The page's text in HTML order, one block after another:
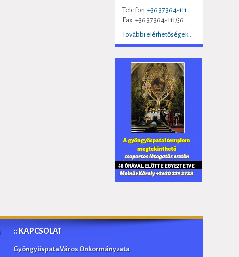
Telefon:+36 37 364-111
Fax: +36 37 364-111/36
További elérhetőségek...
:: KAPCSOLAT
Gyöngyöspata Város Önkormányzata